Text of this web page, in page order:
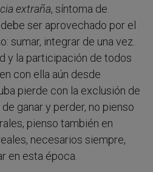
extraña, síntoma de
ser aprovechado por el
sumar, integrar de una vez.
y la participación de todos
con ella aún desde
pierde con la exclusión de
ganar y perder, no pienso
pienso también en
necesarios siempre,
en esta época.